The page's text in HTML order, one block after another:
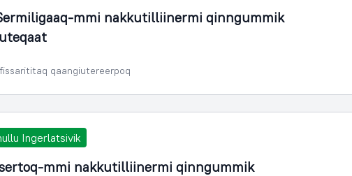
mmi nakkutilliinermi qinngummik
qaangiutereerpoq
Ingerlatsivik
mmi nakkutilliinermi qinngummik